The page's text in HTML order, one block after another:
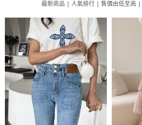
最新商品 人氣排行 售價由低至高